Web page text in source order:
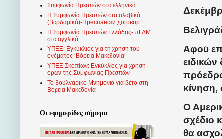
Αφού
κίνηση,
Ο
σχέδιο
θα
Συμφωνία Πρεσπών στα ελληνικά
Η Συμφωνία Πρεσπών στα σλαβικά
(Βαρδαρικά)-Преспански договор
Η Συμφωνία Πρεσπών Ελλάδας- πΓΔΜ
στα αγγλικά
ΥΠΕΞ: Εγκύκλιος για τη χρήση του
ονόματος ‘Βόρεια Μακεδονία’
ΥΠΕΞ Σκοπίων: Εγκύκλιος για χρήση
όρων της Συμφωνίας Πρεσπών
Το Βουλγαρικό Μνημόνιο για βέτο στη
Βόρεια Μακεδονία
Οι εφημερίδες σήμερα